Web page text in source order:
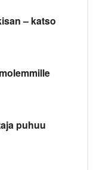
– katso
puhuu